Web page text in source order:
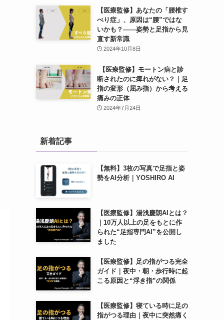
【医療監修】あなたの「腰椎す
べり症」、原因は“腰”ではな
いかも？——姿勢と足指から見
直す新常識
2024年10月8日
【医療監修】モートン病と診
断されたのに痺れがない？｜足
指の変形（屈み指）から考える
痛みの正体
2024年7月24日
新着記事
【無料】3枚の写真で足指と姿
勢をAI分析｜YOSHIRO AI
【医療監修】湯浅慶朗AIとは？
｜10万人以上の足をもとに作
られた“足指専門AI”を公開し
ました
【医療監修】足の指がつる完全
ガイド｜夜中・朝・歩行時に起
こる原因と“浮き指”の関係
【医療監修】寝ている時に足の
指がつる理由｜夜中に突然痛く